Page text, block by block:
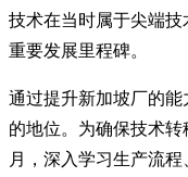
技术在当时属于尖端
重要发展里程碑。
通过提升新加坡厂的
的地位。为确保技术
月，深入学习生产流